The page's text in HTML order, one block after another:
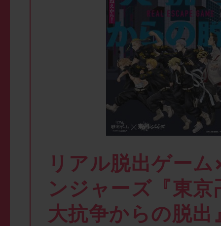
リアル脱出ゲー
ンジャーズ『東京
大抗争からの脱出